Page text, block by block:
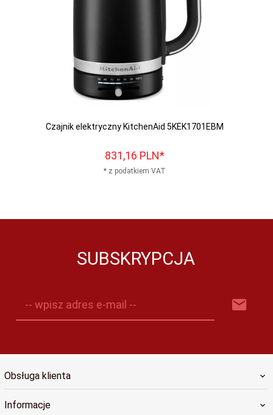
Czajnik elektryczny KitchenAid 5KEK1701EBM
831,16 PLN*
* z podatkiem VAT
SUBSKRYPCJA
-- wpisz adres e-mail --
Obsługa klienta
Informacje